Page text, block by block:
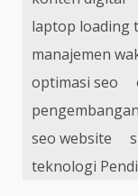
laptop loading
manajemen
optimasi seo
seo website
teknologi